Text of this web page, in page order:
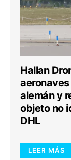
Hallan
alemán y
objeto no
DHL
LEER MÁS